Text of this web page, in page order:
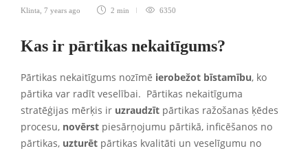
Klinta 7 years ago 2 min 6350
Kas ir pārtikas nekaitīgums?
Pārtikas nekaitīgums nozīmē ierobežot bīstamību, ko
pārtika var radīt veselībai. Pārtikas nekaitīguma
stratēģijas mērķis ir uzraudzīt pārtikas ražošanas ķēdes
procesu, novērst piesārņojumu pārtikā, inficēšanos no
pārtikas, uzturēt pārtikas kvalitāti un veselīgumu no